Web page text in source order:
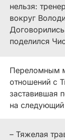
нельзя:
вокруг
поделился
Переломным
отношений с
заставившая
на следующий
– Тяжелая